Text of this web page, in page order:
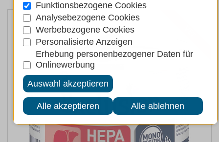
Funktionsbezogene Cookies
Analysebezogene Cookies
Werbebezogene Cookies
Personalisierte Anzeigen
Erhebung personenbezogener Daten für
Onlinewerbung